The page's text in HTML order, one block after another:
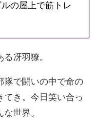
の屋上で筋トレ
る冴羽獠。
隊で闘いの中で命の
てき。今日笑い合っ
世界。